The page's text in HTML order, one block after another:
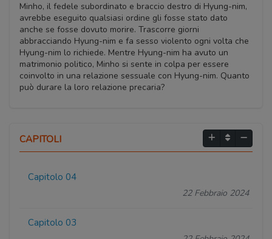
Minho, il fedele subordinato e braccio destro di Hyung-nim,
avrebbe eseguito qualsiasi ordine gli fosse stato dato
anche se fosse dovuto morire. Trascorre giorni
abbracciando Hyung-nim e fa sesso violento ogni volta che
Hyung-nim lo richiede. Mentre Hyung-nim ha avuto un
matrimonio politico, Minho si sente in colpa per essere
coinvolto in una relazione sessuale con Hyung-nim. Quanto
può durare la loro relazione precaria?
CAPITOLI
Capitolo 04
22 Febbraio 2024
Capitolo 03